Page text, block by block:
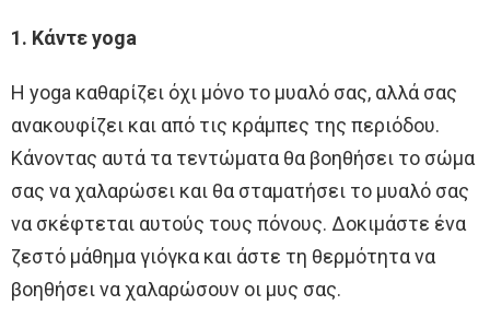
1. Κάντε yoga
Η yoga καθαρίζει όχι μόνο το μυαλό σας, αλλά σας
ανακουφίζει και από τις κράμπες της περιόδου.
Κάνοντας αυτά τα τεντώματα θα βοηθήσει το σώμα
σας να χαλαρώσει και θα σταματήσει το μυαλό σας
να σκέφτεται αυτούς τους πόνους. Δοκιμάστε ένα
ζεστό μάθημα γιόγκα και άστε τη θερμότητα να
βοηθήσει να χαλαρώσουν οι μυς σας.